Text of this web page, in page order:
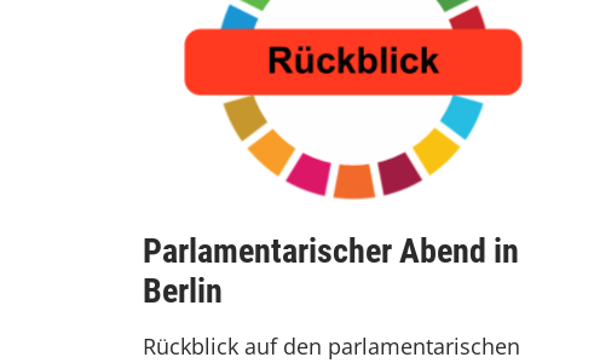
Parlamentarischer Abend in
Berlin
Rückblick auf den parlamentarischen